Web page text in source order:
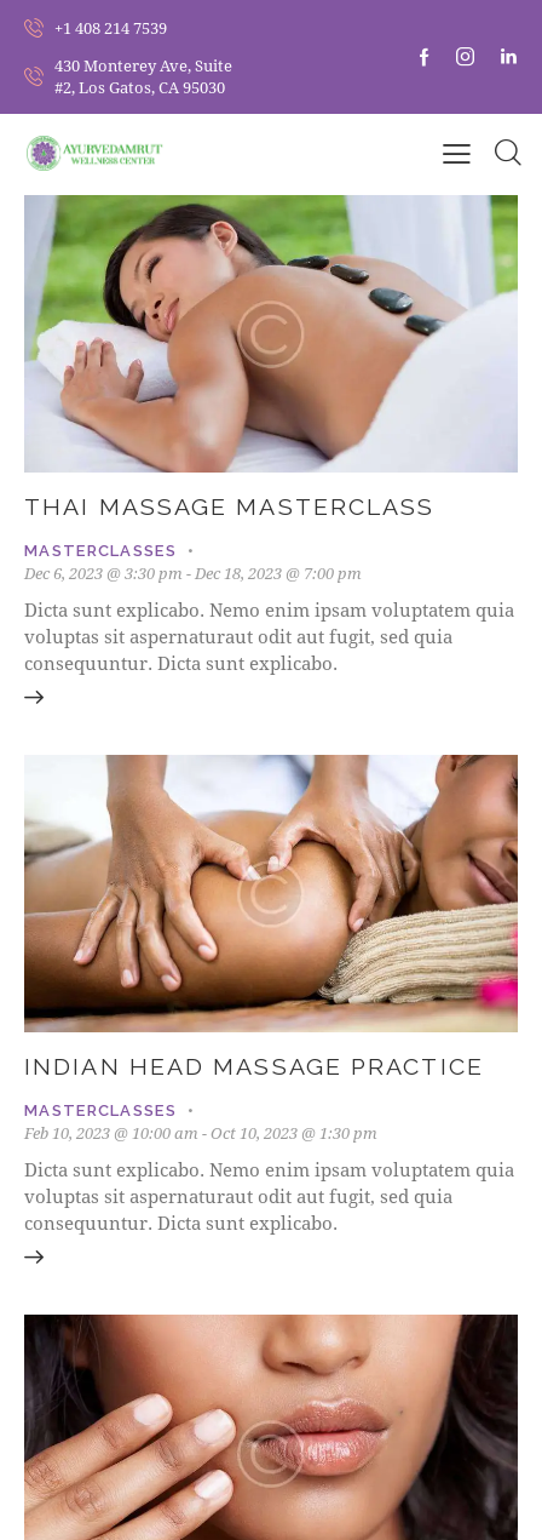
+1 408 214 7539
430 Monterey Ave, Suite
#2, Los Gatos, CA 95030
THAI MASSAGE MASTERCLASS
MASTERCLASSES
Dec 6, 2023 @ 3:30 pm -Dec 18, 2023 @ 7:00 pm
Dicta sunt explicabo. Nemo enim ipsam voluptatem quia
voluptas sit aspernaturaut odit aut fugit, sed quia
consequuntur. Dicta sunt explicabo.
INDIAN HEAD MASSAGE PRACTICE
MASTERCLASSES
Feb 10, 2023 @ 10:00 am -Oct 10, 2023 @ 1:30 pm
Dicta sunt explicabo. Nemo enim ipsam voluptatem quia
voluptas sit aspernaturaut odit aut fugit, sed quia
consequuntur. Dicta sunt explicabo.